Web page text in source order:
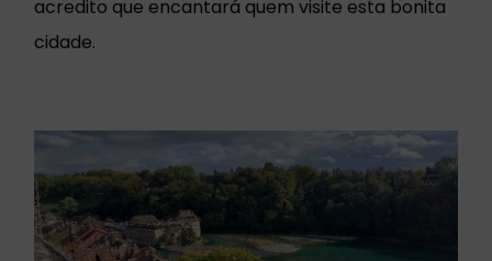
acredito que encantará quem visite esta bonita
cidade.